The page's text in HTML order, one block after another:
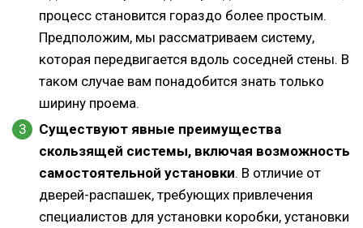
процесс становится гораздо более простым.
Предположим, мы рассматриваем систему,
которая передвигается вдоль соседней стены. В
таком случае вам понадобится знать только
ширину проема.
Существуют явные преимущества
скользящей системы, включая возможность
самостоятельной установки. В отличие от
дверей-распашек, требующих привлечения
специалистов для установки коробки, установки